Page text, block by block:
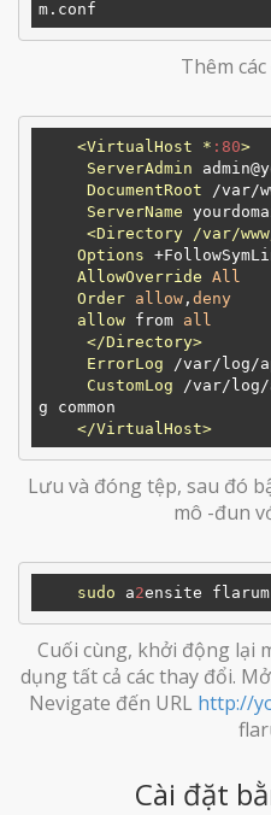
Thêm
<VirtualHost * :80>
ServerAdmin
DocumentRoot /var/
ServerName
<Directory /var/
Options
AllowOverride All
Order allow , deny
allow from all
</Directory>
ErrorLog /var/log/
CustomLog /var/log/
g common
</VirtualHost>
Lưu và đóng tệp, sau đó
mô -đun
sudo a2ensite flarum
Cuối cùng, khởi động lại
dụng tất cả các thay đổi.
Nevigate đến URL http://
Cài đặt